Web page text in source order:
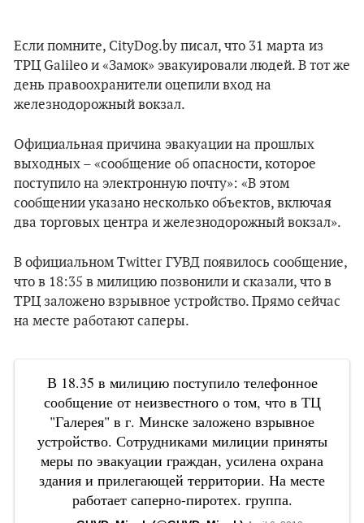
Если помните, CityDog.by писал, что 31 марта из
ТРЦ Galileo и «Замок» эвакуировали людей. В тот же
день правоохранители оцепили вход на
железнодорожный вокзал.
Официальная причина эвакуации на прошлых
выходных – «сообщение об опасности, которое
поступило на электронную почту»: «В этом
сообщении указано несколько объектов, включая
два торговых центра и железнодорожный вокзал».
В официальном Twitter ГУВД появилось сообщение,
что в 18:35 в милицию позвонили и сказали, что в
ТРЦ заложено взрывное устройство. Прямо сейчас
на месте работают саперы.
В 18.35 в милицию поступило телефонное
сообщение от неизвестного о том, что в ТЦ
"Галерея" в г. Минске заложено взрывное
устройство. Сотрудниками милиции приняты
меры по эвакуации граждан, усилена охрана
здания и прилегающей территории. На месте
работает саперно-пиротех. группа.